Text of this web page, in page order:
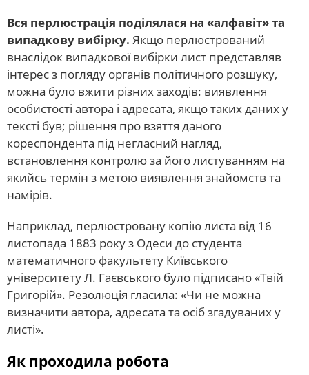
Вся перлюстрація поділялася на «алфавіт» та
випадкову вибірку. Якщо перлюстрований
внаслідок випадкової вибірки лист представляв
інтерес з погляду органів політичного розшуку,
можна було вжити різних заходів: виявлення
особистості автора і адресата, якщо таких даних у
тексті був; рішення про взяття даного
кореспондента під негласний нагляд,
встановлення контролю за його листуванням на
якийсь термін з метою виявлення знайомств та
намірів.
Наприклад, перлюстровану копію листа від 16
листопада 1883 року з Одеси до студента
математичного факультету Київського
університету Л. Гаєвського було підписано «Твій
Григорій». Резолюція гласила: «Чи не можна
визначити автора, адресата та осіб згадуваних у
листі».
Як проходила робота